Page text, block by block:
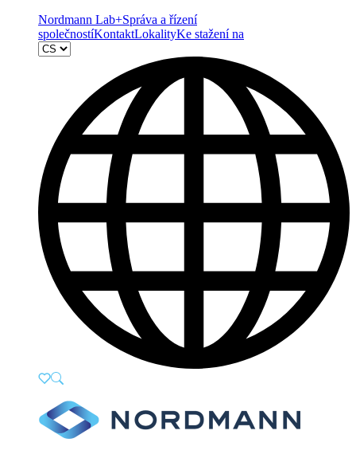
Nordmann Lab+Správa a řízení
společnostíKontaktLokalityKe stažení na